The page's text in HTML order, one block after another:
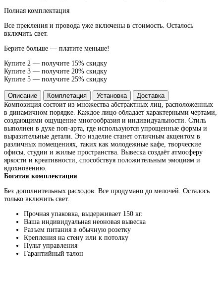
Полная комплектация
Все прекления и провода уже включены в стоимость. Осталось
включить свет.
Берите больше — платите меньше!
Купите 2 — получите 15% скидку
Купите 3 — получите 20% скидку
Купите 5 — получите 25% скидку
Описание Комплетация Установка
Доставка
Композиция состоит из множества абстрактных лиц, расположенных
в динамичном порядке. Каждое лицо обладает характерными чертами,
создающими ощущение многообразия и индивидуальности. Стиль
выполнен в духе поп-арта, где используются упрощенные формы и
выразительные детали. Это изделие станет отличным акцентом в
различных помещениях, таких как молодежные кафе, творческие
офисы, студии и жилые пространства. Вывеска создаёт атмосферу
яркости и креативности, способствуя положительным эмоциям и
вдохновению.
Богатая комплектация
Без дополнительных расходов. Все продумано до мелочей. Осталось
только включить свет.
Прочная упаковка, выдерживает 150 кг.
Ваша индивидуальная неоновая вывеска
Разъем питания в обычную розетку
Крепления на стену или к потолку
Пульт управления
Гарантийный талон